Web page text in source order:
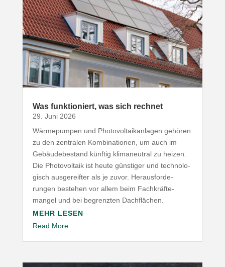
Was funk­tio­niert, was sich rechnet
29. Juni 2026
Wärme­pumpen und Photo­vol­ta­ik­an­lagen gehören
zu den zentralen Kombi­na­tionen, um auch im
Gebäu­de­be­stand künftig klima­neutral zu heizen.
Die Photo­voltaik ist heute günstiger und tech­no­lo­
gisch ausge­reifter als je zuvor. Heraus­for­de­
rungen bestehen vor allem beim Fach­kräf­te­
mangel und bei begrenzten Dachflächen.
MEHR LESEN
Read More